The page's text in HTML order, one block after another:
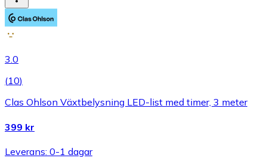
3.0
(10)
Clas Ohlson Växtbelysning LED-list med timer, 3 meter
399 kr
Leverans: 0-1 dagar